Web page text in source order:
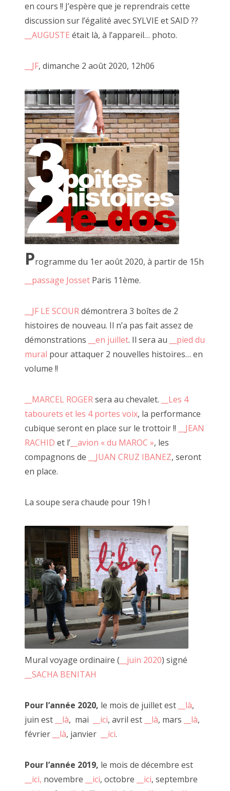
en cours !! J’espère que je reprendrais cette
discussion sur l’égalité avec SYLVIE et SAID ??
__AUGUSTE était là, à l’appareil… photo.
__JF, dimanche 2 août 2020, 12h06
Programme du 1er août 2020, à partir de 15h
__passage Josset Paris 11ème.
__JF LE SCOURdémontrera 3 boîtes de 2
histoires de nouveau. Il n’a pas fait assez de
démonstrations
__en juillet. Il sera au
__pied du
mural pour attaquer 2 nouvelles histoires… en
volume !!
__MARCEL ROGERsera au chevalet.
__Les 4
tabourets et les 4 portes voix, la performance
cubique seront en place sur le trottoir !!
__JEAN
RACHID et l’ __avion « du MAROC », les
compagnons de
__JUAN CRUZ IBANEZ, seront
en place.
La soupe sera chaude pour 19h !
Mural voyage ordinaire ( __juin 2020) signé
__SACHA BENITAH
Pour l’année 2020, le mois de juillet est __là,
juin est
__là, mai __ici, avril est __là, mars __là,
février
__là, janvier __ici.
Pour l’année 2019, le mois de décembre est
__ici, novembre __ici, octobre __ici, septembre
"Caméra Carton", décembre 2020
De nombreuses expériences se sont succédées grâce au
terreau fertile et aux outils mis à disposition par JF à côte.
Toutes ces "faires" et clowneries n'auraient été possible sans
cela et je ne sais pas quel chemin j'aurais emprunté si la
flamme de la création n'avait pas été ravivée par ce lieu et
tous ces gens.
Ces OU PAS, ces FAIRE DEHORS et dedans, ces jourdautrer.
JF merci, merci, merci.
C'est en ce sens que nous pouvons dire que le travail mené
en un bien d'utilité publique, social et créatif.
Une question se pose et continue de me tarauder l'esprit :
Que serait le passage Josset sans à côté ?
Que serions nous sans vous curieux regardeurs ?
Qui êtes vous sans le je(u) de la création ?
Les commandements d'à côté :
1/ Entre toutes personnes curieuses
2/ Penser à côté dans tous les sens du terme (conformisme,
3/ Faire dans le jeu
5/ Partager la soupe
6/ Échanger avec l'Autre
7/ L'alcool et les drogues sont interdites sur place
8/ Occuper la rue
9/ Se remettre en question
__Sacha Benitah , le 23 août 2022